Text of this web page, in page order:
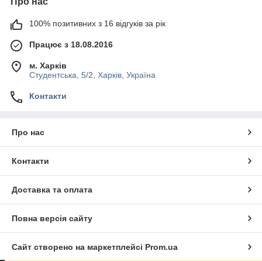
100% позитивних з 16 відгуків за рік
Працює з 18.08.2016
м. Харків
Студентська, 5/2, Харків, Україна
Контакти
Про нас
Контакти
Доставка та оплата
Повна версія сайту
Сайт створено на маркетплейсі Prom.ua